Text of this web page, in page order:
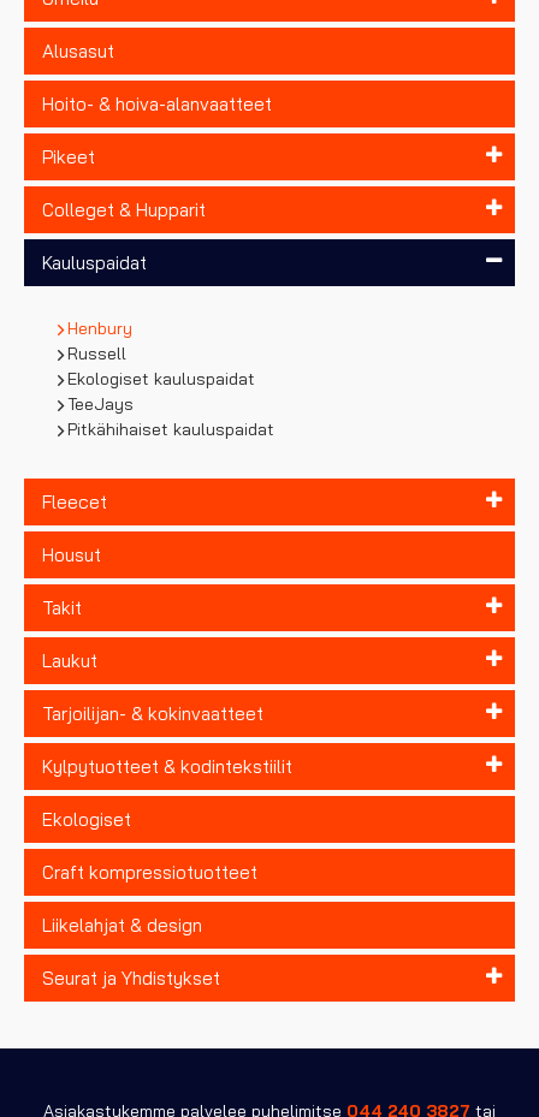
Alusasut
Hoito- & hoiva-alanvaatteet
Pikeet
Colleget & Hupparit
Kauluspaidat
Henbury
Russell
Ekologiset kauluspaidat
TeeJays
Pitkähihaiset kauluspaidat
Fleecet
Housut
Takit
Laukut
Tarjoilijan- & kokinvaatteet
Kylpytuotteet & kodintekstiilit
Ekologiset
Craft kompressiotuotteet
Liikelahjat & design
Seurat ja Yhdistykset
Asiakastukemme palvelee puhelimitse 044 240 3827 tai